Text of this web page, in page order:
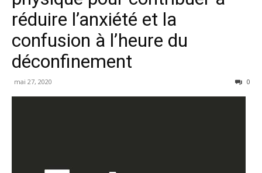
réduire l’anxiété et la
confusion à l’heure du
déconfinement
mai 27, 2020 0